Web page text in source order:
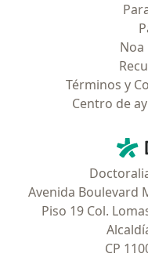
Noa
Términos y
Centro de
Avenida Boulevard
Piso 19 Col.
CP